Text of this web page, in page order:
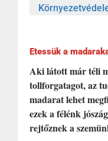
Etessük a
Aki látott már téli
tollforgatagot, az
madarat lehet
ezek a félénk
rejtőznek a